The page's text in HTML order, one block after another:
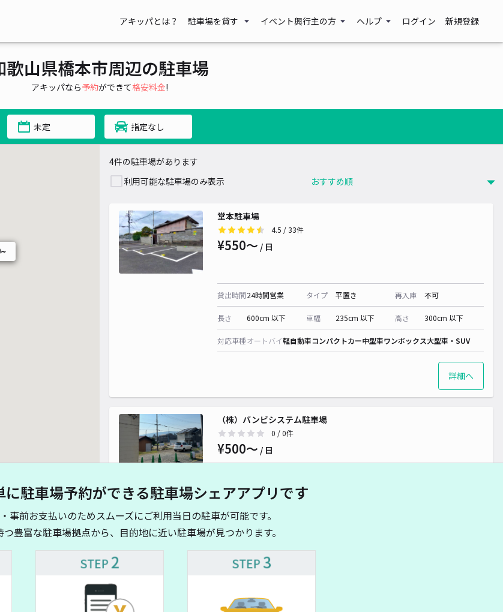
アキッパとは？ 駐車場を貸す イベント興行主の方 ヘルプ ログイン 新規登録
歌山県橋本市周辺の駐車場
アキッパなら予約ができて格安料金!
未定 指定なし
4件の駐車場があります
利用可能な駐車場のみ表示
堂本駐車場
4.5 / 33件
¥550〜 / 日
貸出時間24時間営業 タイプ 平置き 再入庫 不可
長さ 600cm 以下 車幅 235cm 以下 高さ 300cm 以下
対応車種オートバイ軽自動車コンパクトカー中型車ワンボックス大型車・SUV
詳細へ
（株）バンビシステム駐車場
0 / 0件
¥500〜 / 日
貸出時間 24時間営業
長さ 500cm 以下
に駐車場予約ができる駐車場シェアアプリです
事前お支払いのためスムーズにご利用当日の駐車が可能です。
豊富な駐車場拠点から、目的地に近い駐車場が見つかります。